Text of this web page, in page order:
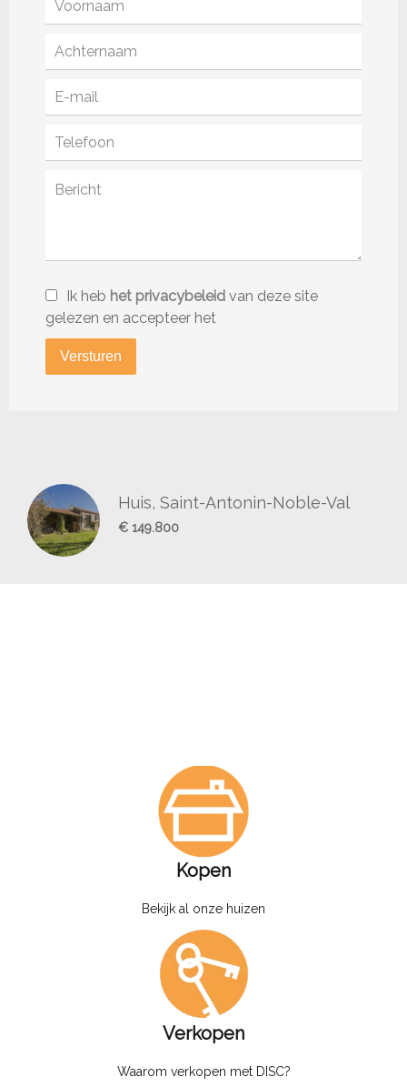
Ik heb het privacybeleid van deze site
gelezen en accepteer het
Versturen
Huis, Saint-Antonin-Noble-Val
€ 149.800
Kopen
Bekijk al onze huizen
Verkopen
Waarom verkopen met DISC?